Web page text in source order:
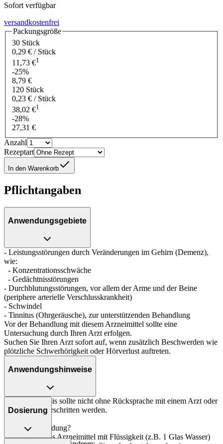
Sofort verfügbar
versandkostenfrei
Packungsgröße
30 Stück
0,29 € / Stück
11,73 €1
-25%
8,79 €
120 Stück
0,23 € / Stück
38,02 €1
-28%
27,31 €
Anzahl
Rezeptart
In den Warenkorb
Pflichtangaben
Anwendungsgebiete
- Leistungsstörungen durch Veränderungen im Gehirn (Demenz),
wie:
- Konzentrationsschwäche
- Gedächtnisstörungen
- Durchblutungsstörungen, vor allem der Arme und der Beine
(periphere arterielle Verschlusskrankheit)
- Schwindel
- Tinnitus (Ohrgeräusche), zur unterstützenden Behandlung
Vor der Behandlung mit diesem Arzneimittel sollte eine
Untersuchung durch Ihren Arzt erfolgen.
Suchen Sie Ihren Arzt sofort auf, wenn zusätzlich Beschwerden wie
plötzliche Schwerhörigkeit oder Hörverlust auftreten.
Anwendungshinweise
Die Gesamtdosis sollte nicht ohne Rücksprache mit einem Arzt oder
Apotheker überschritten werden.
Art der Anwendung?
Nehmen Sie das Arzneimittel mit Flüssigkeit (z.B. 1 Glas Wasser)
Dosierung